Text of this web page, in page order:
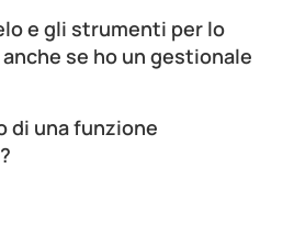
e gli strumenti per lo
se ho un gestionale
di una funzione